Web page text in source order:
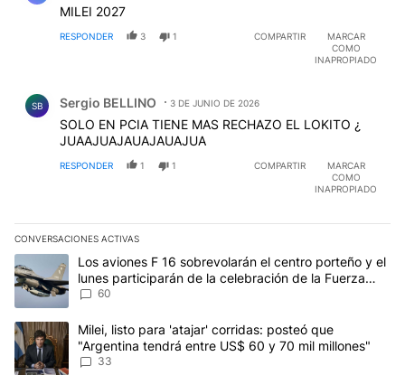
MILEI 2027
RESPONDER 3 1 COMPARTIR
MARCAR
COMO
INAPROPIADO
SB Sergio BELLINO 3 DE JUNIO DE 2026
SOLO EN PCIA TIENE MAS RECHAZO EL LOKITO ¿
JUAAJUAJAUAJAUAJUA
RESPONDER 1 1 COMPARTIR
MARCAR
COMO
INAPROPIADO
CONVERSACIONES ACTIVAS
Este listado muestra los artículos con más comentarios en los
Un artículo de tendencia con el título "Los aviones F 16
Los aviones F 16 sobrevolarán el centro porteño y el
lunes participarán de la celebración de la Fuerza
Aérea
60
Un artículo de tendencia con el título "Milei, listo para 'atajar'
Milei, listo para 'atajar' corridas: posteó que
"Argentina tendrá entre US$ 60 y 70 mil millones"
33